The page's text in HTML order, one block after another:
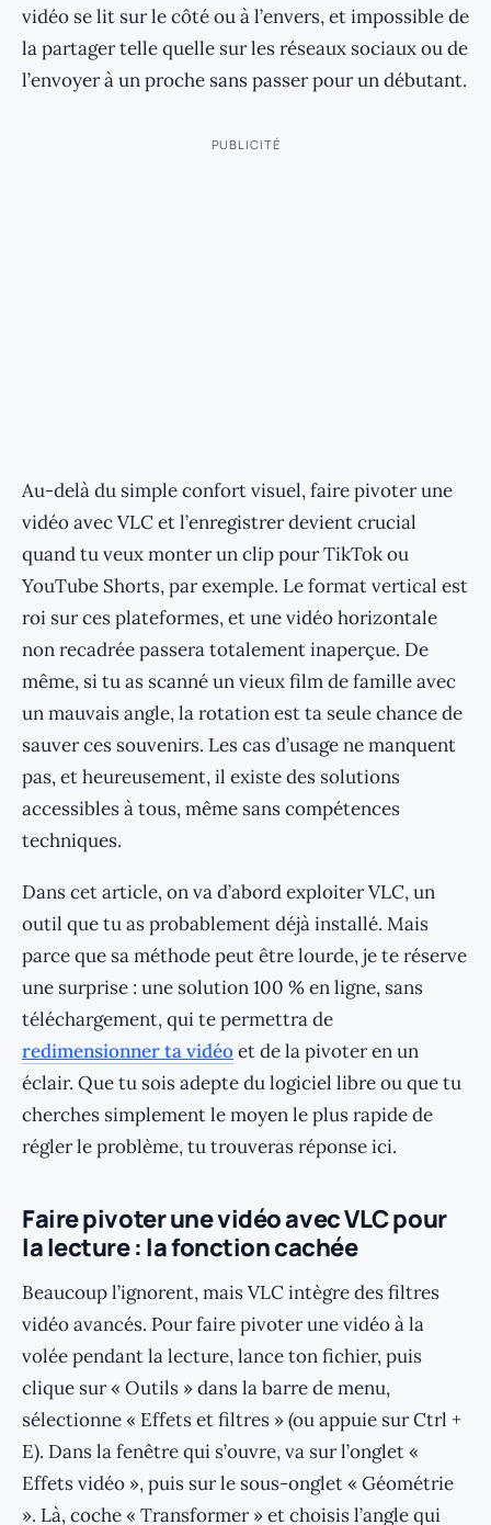
vidéo se lit sur le côté ou à l’envers, et impossible de
la partager telle quelle sur les réseaux sociaux ou de
l’envoyer à un proche sans passer pour un débutant.
PUBLICITÉ
Au-delà du simple confort visuel, faire pivoter une
vidéo avec VLC et l’enregistrer devient crucial
quand tu veux monter un clip pour TikTok ou
YouTube Shorts, par exemple. Le format vertical est
roi sur ces plateformes, et une vidéo horizontale
non recadrée passera totalement inaperçue. De
même, si tu as scanné un vieux film de famille avec
un mauvais angle, la rotation est ta seule chance de
sauver ces souvenirs. Les cas d’usage ne manquent
pas, et heureusement, il existe des solutions
accessibles à tous, même sans compétences
techniques.
Dans cet article, on va d’abord exploiter VLC, un
outil que tu as probablement déjà installé. Mais
parce que sa méthode peut être lourde, je te réserve
une surprise : une solution 100 % en ligne, sans
téléchargement, qui te permettra de
redimensionner ta vidéoet de la pivoter en un
éclair. Que tu sois adepte du logiciel libre ou que tu
cherches simplement le moyen le plus rapide de
régler le problème, tu trouveras réponse ici.
Faire pivoter une vidéo avec VLC pour
la lecture : la fonction cachée
Beaucoup l’ignorent, mais VLC intègre des filtres
vidéo avancés. Pour faire pivoter une vidéo à la
volée pendant la lecture, lance ton fichier, puis
clique sur « Outils » dans la barre de menu,
sélectionne « Effets et filtres » (ou appuie sur Ctrl +
E). Dans la fenêtre qui s’ouvre, va sur l’onglet «
Effets vidéo », puis sur le sous-onglet « Géométrie
». Là, coche « Transformer » et choisis l’angle qui